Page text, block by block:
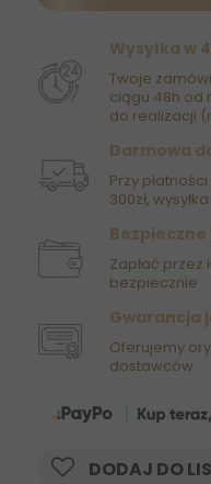
Wysyłka w
Twoje
ciągu 48h od
do realizacji
Darmowa
Przy
300zł,
Bezpieczne
Zapłać przez
bezpiecznie
Gwarancja
Oferujemy
dostawców.
DODAJ DO